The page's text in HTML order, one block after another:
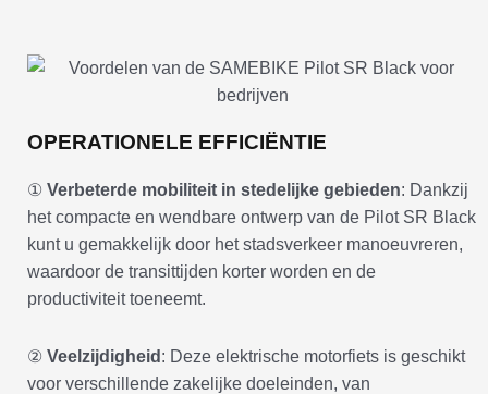
OPERATIONELE EFFICIËNTIE
① Verbeterde mobiliteit in stedelijke gebieden: Dankzij
het compacte en wendbare ontwerp van de Pilot SR Black
kunt u gemakkelijk door het stadsverkeer manoeuvreren,
waardoor de transittijden korter worden en de
productiviteit toeneemt.
② Veelzijdigheid : Deze elektrische motorfiets is geschikt
voor verschillende zakelijke doeleinden, van